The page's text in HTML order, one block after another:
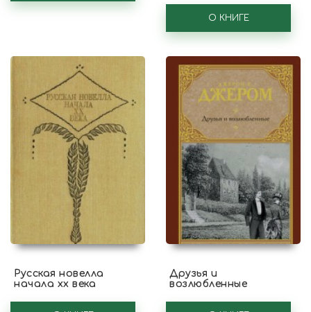
О КНИГЕ
Русская новелла
начала xx века
Друзья и
возлюбленные